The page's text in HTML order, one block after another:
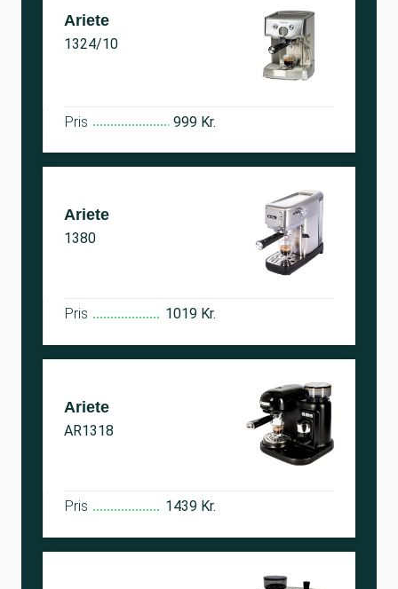
Ariete
1324/10
Pris 999 Kr.
Ariete
1380
Pris 1019 Kr.
Ariete
AR1318
Pris 1439 Kr.